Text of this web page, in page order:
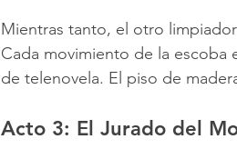
Mientras tanto, el otro
Cada movimiento de la
de telenovela. El piso de
Acto 3: El Jurado del